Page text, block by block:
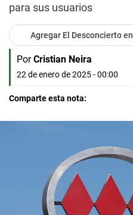
para sus usuarios
Agregar El Desconcierto en
Por Cristian Neira
22 de enero de 2025 - 00:00
Comparte esta nota: